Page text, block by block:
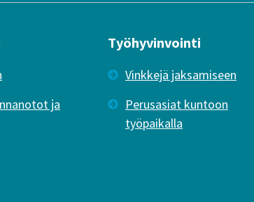
ja
Työhyvinvointi
Vinkkejä jaksamiseen
Perusasiat kuntoon
työpaikalla